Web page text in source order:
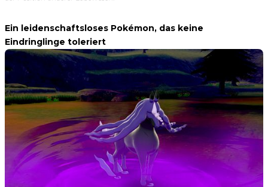
Ein leidenschaftsloses Pokémon, das keine
Eindringlinge toleriert